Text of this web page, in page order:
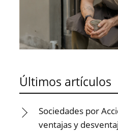
Últimos artículos
Sociedades por
ventajas y